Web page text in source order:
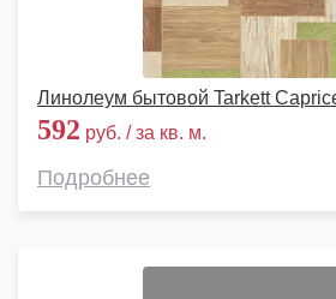
Линолеум бытовой Tarkett
592 руб. / за кв. м.
Подробнее